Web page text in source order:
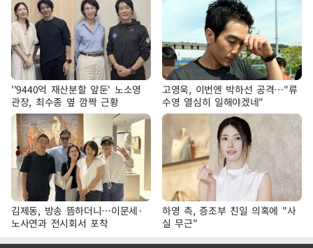
''9440억 재산분할 앞둔' 노소영
관장, 최수종 옆 깜짝 근황
고영욱, 이번엔 박하선 공격…"류
수영 열심히 일해야겠네"
김제동, 방송 뜸하더니…이문세·
노사연과 전시회서 포착
하영 측, 증조부 친일 의혹에 "사
실 무근"